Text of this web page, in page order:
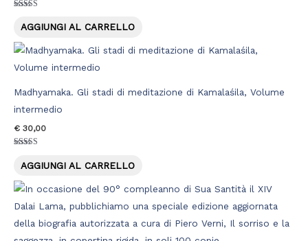
5.00
su 5
AGGIUNGI AL CARRELLO
Madhyamaka. Gli stadi di meditazione di Kamalaśila, Volume
intermedio
€ 30,00
5.00
su 5
AGGIUNGI AL CARRELLO